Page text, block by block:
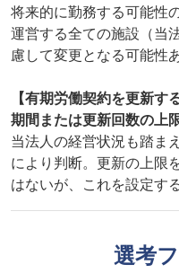
将来的に勤務する可能性
運営する全ての施設（当
慮して変更となる可能性あ
【有期労働契約を更新す
期間または更新回数の上
当法人の経営状況も踏ま
により判断。更新の上限
はないが、これを設定す
選考